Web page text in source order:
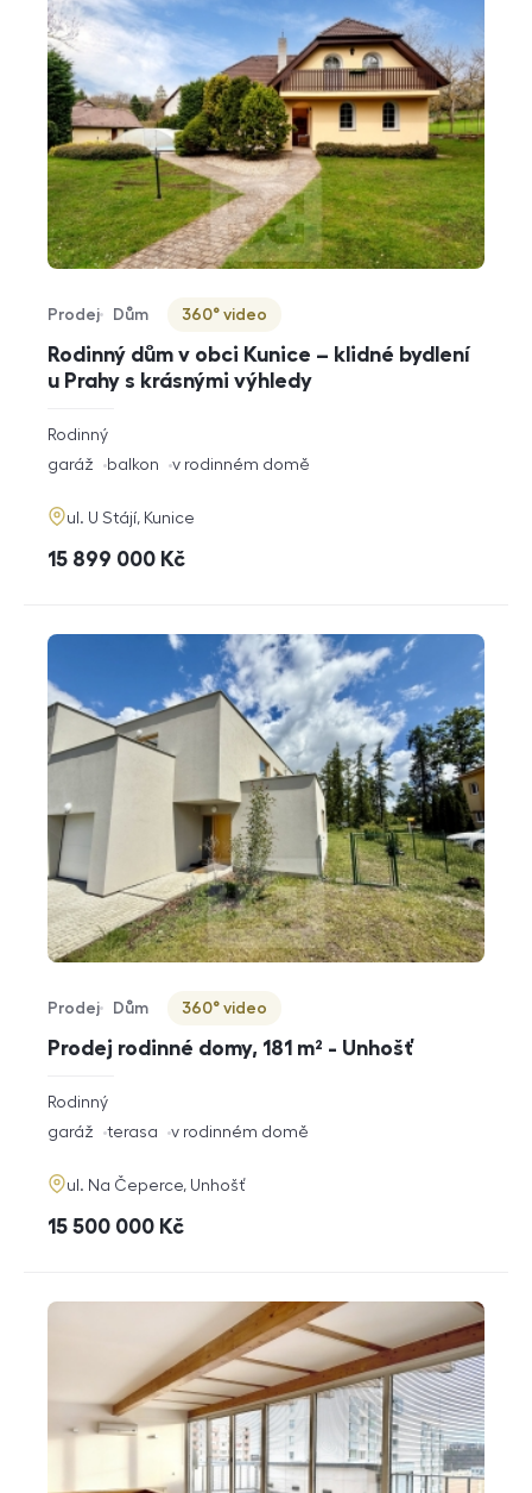
Rodinný dům v obci Kunice – klidné bydlení
u Prahy s krásnými výhledy
Typ nabídky
Prodej
Typ nemovitosti
Dům
Virtuální prohlídka
360° video
rozměry
dispozice
Rodinný
funkce
garáž balkon v rodinném domě
adresa
ul. U Stájí, Kunice
cena
15 899 000 Kč
Prodej rodinné domy, 181 m² - Unhošť
Typ nabídky
Prodej
Typ nemovitosti
Dům
Virtuální prohlídka
360° video
rozměry
dispozice
Rodinný
funkce
garáž terasa v rodinném domě
adresa
ul. Na Čeperce, Unhošť
cena
15 500 000 Kč